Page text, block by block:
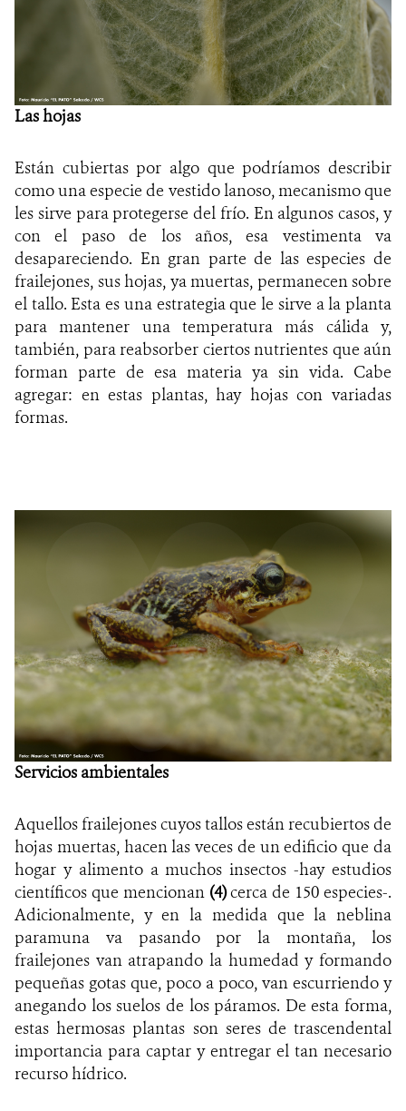
Las hojas
Están cubiertas por algo que podríamos describir
como una especie de vestido lanoso, mecanismo que
les sirve para protegerse del frío. En algunos casos, y
con el paso de los años, esa vestimenta va
desapareciendo. En gran parte de las especies de
frailejones, sus hojas, ya muertas, permanecen sobre
el tallo. Esta es una estrategia que le sirve a la planta
para mantener una temperatura más cálida y,
también, para reabsorber ciertos nutrientes que aún
forman parte de esa materia ya sin vida. Cabe
agregar: en estas plantas, hay hojas con variadas
formas.
Servicios ambientales
Aquellos frailejones cuyos tallos están recubiertos de
hojas muertas, hacen las veces de un edificio que da
hogar y alimento a muchos insectos -hay estudios
científicos que mencionan (4)cerca de 150 especies-.
Adicionalmente, y en la medida que la neblina
paramuna va pasando por la montaña, los
frailejones van atrapando la humedad y formando
pequeñas gotas que, poco a poco, van escurriendo y
anegando los suelos de los páramos. De esta forma,
estas hermosas plantas son seres de trascendental
importancia para captar y entregar el tan necesario
recurso hídrico.